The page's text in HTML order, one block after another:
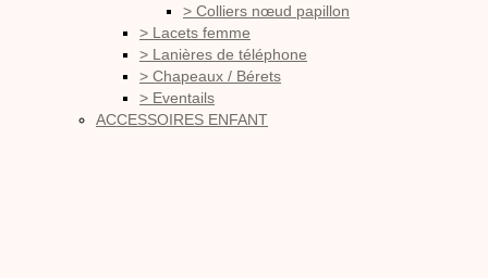
> Colliers nœud papillon
> Lacets femme
> Lanières de téléphone
> Chapeaux / Bérets
> Eventails
ACCESSOIRES ENFANT